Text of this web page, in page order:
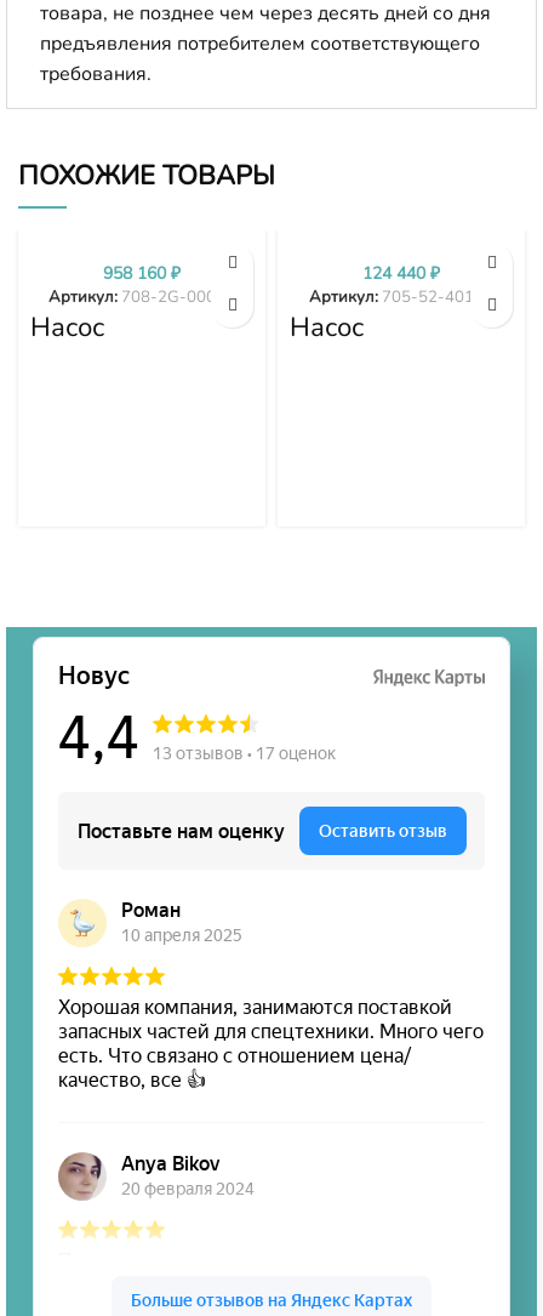
товара, не позднее чем через десять дней со дня
предъявления потребителем соответствующего
требования.
ПОХОЖИЕ ТОВАРЫ
Насос
гидравлики
Артикул: 708-2G-00024
958 160₽
Насос
гидравлики в
Артикул: 705-52-40160
124 440₽